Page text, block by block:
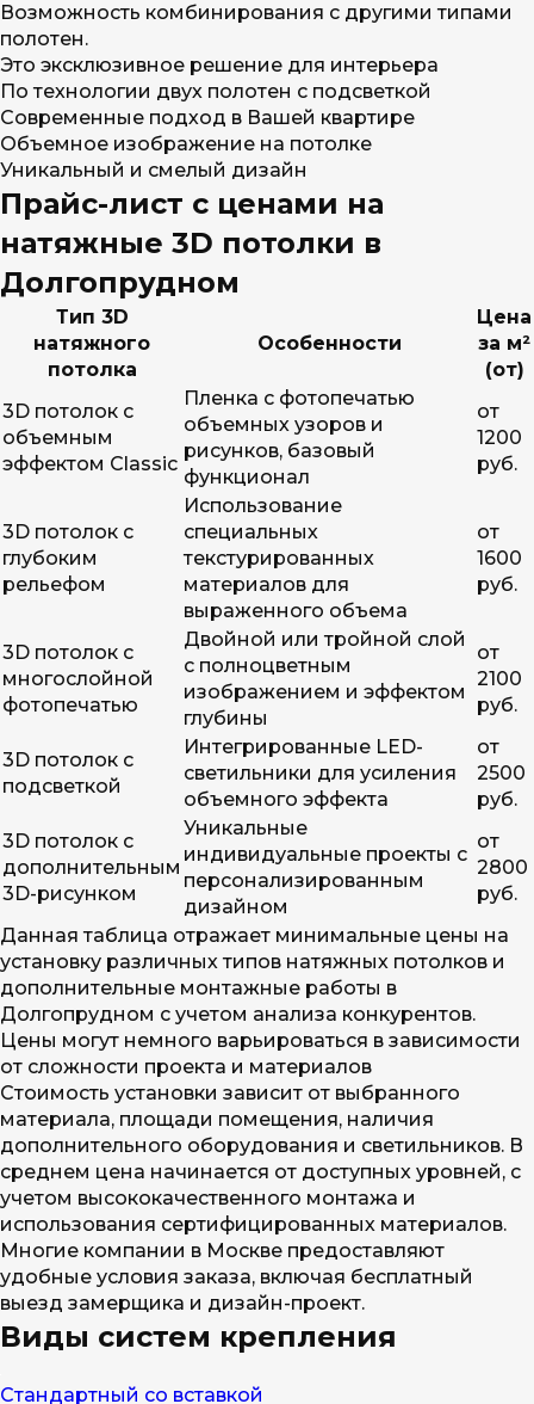
Возможность комбинирования с другими типами
полотен.
Это эксклюзивное решение для интерьера
По технологии двух полотен с подсветкой
Современные подход в Вашей квартире
Объемное изображение на потолке
Уникальный и смелый дизайн
Прайс-лист с ценами на
натяжные 3D потолки в
Долгопрудном
Тип 3D
натяжного
потолка
Особенности
Цена
за м²
(от)
3D потолок с
объемным
эффектом Classic
Пленка с фотопечатью
объемных узоров и
рисунков, базовый
функционал
от
1200
руб.
3D потолок с
глубоким
рельефом
Использование
специальных
текстурированных
материалов для
выраженного объема
от
1600
руб.
3D потолок с
многослойной
фотопечатью
Двойной или тройной слой
с полноцветным
изображением и эффектом
глубины
от
2100
руб.
3D потолок с
подсветкой
Интегрированные LED-
светильники для усиления
объемного эффекта
от
2500
руб.
3D потолок с
дополнительным
3D-рисунком
Уникальные
индивидуальные проекты с
персонализированным
дизайном
от
2800
руб.
Данная таблица отражает минимальные цены на
установку различных типов натяжных потолков и
дополнительные монтажные работы в
Долгопрудном с учетом анализа конкурентов.
Цены могут немного варьироваться в зависимости
от сложности проекта и материалов
Стоимость установки зависит от выбранного
материала, площади помещения, наличия
дополнительного оборудования и светильников. В
среднем цена начинается от доступных уровней, с
учетом высококачественного монтажа и
использования сертифицированных материалов.
Многие компании в Москве предоставляют
удобные условия заказа, включая бесплатный
выезд замерщика и дизайн-проект.
Виды систем крепления
Стандартный со вставкой